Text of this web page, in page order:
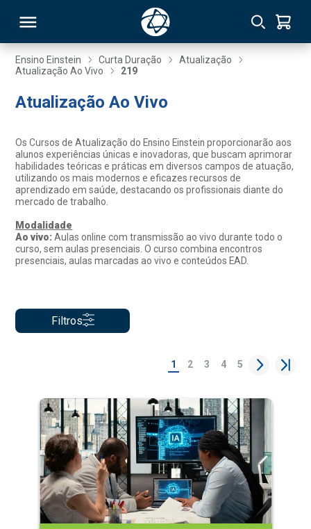
Ensino Einstein Curta Duração
Atualização
Atualização Ao Vivo
219
Atualização Ao Vivo
Os Cursos de Atualização do Ensino Einstein proporcionarão aos
alunos experiências únicas e inovadoras, que buscam aprimorar
habilidades teóricas e práticas em diversos campos de atuação,
utilizando os mais modernos e eficazes recursos de
aprendizado em saúde, destacando os profissionais diante do
mercado de trabalho.
Modalidade
Ao vivo:Aulas online com transmissão ao vivo durante todo o
curso, sem aulas presenciais. O curso combina encontros
presenciais, aulas marcadas ao vivo e conteúdos EAD.
Filtros
1 2 3 4 5